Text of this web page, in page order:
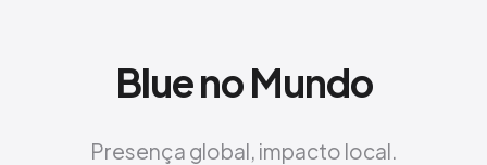
Blue no Mundo
Presença global, impacto local.